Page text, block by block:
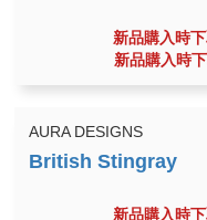
新品購入時
新品購入時
AURA DESIGNS
新品購入時